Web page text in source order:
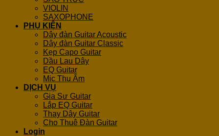
VIOLIN
SAXOPHONE
PHỤ KIỆN
Dây đàn Guitar Acoustic
Dây đàn Guitar Classic
Kẹp Capo Guitar
Dầu Lau Dây
EQ Guitar
Mic Thu Âm
DỊCH VỤ
Gia Sư Guitar
Lắp EQ Guitar
Thay Dây Guitar
Cho Thuê Đàn Guitar
Login